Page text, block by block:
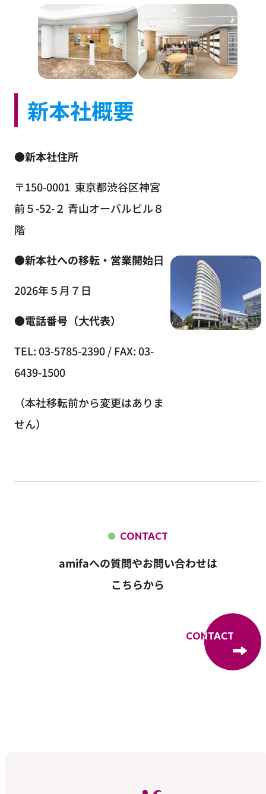
新本社概要
●新本社住所
〒150-0001 東京都渋谷区神宮
前５-52-２ 青山オーバルビル８
階
●新本社への移転・営業開始⽇
2026年５月７日
●電話番号（⼤代表）
TEL: 03-5785-2390 / FAX: 03-
6439-1500
（本社移転前から変更はありま
せん）
CONTACT
amifaへの質問やお問い合わせは
こちらから
CONTACT
CONTACT